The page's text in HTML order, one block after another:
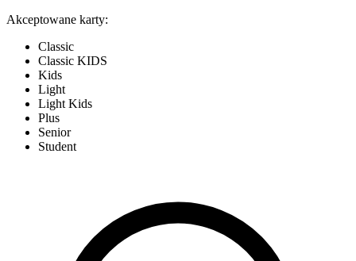
Akceptowane karty:
Classic
Classic KIDS
Kids
Light
Light Kids
Plus
Senior
Student